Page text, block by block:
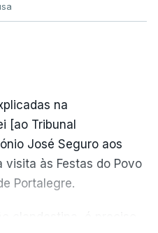
na
[ao Tribunal
José Seguro aos
visita às Festas do Povo
Portalegre.